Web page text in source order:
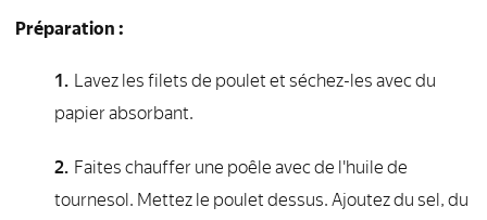
Préparation :
Lavez les filets de poulet et séchez-les avec du
papier absorbant.
Faites chauffer une poêle avec de l'huile de
tournesol. Mettez le poulet dessus. Ajoutez du sel, du